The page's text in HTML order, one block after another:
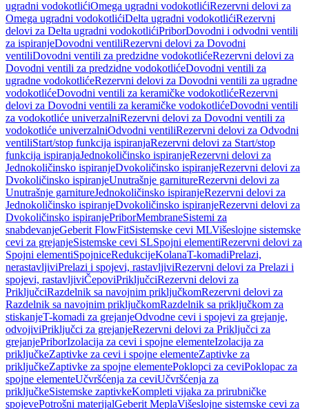
ugradni vodokotlićiOmega ugradni vodokotlićiRezervni delovi za
Omega ugradni vodokotlićiDelta ugradni vodokotlićiRezervni
delovi za Delta ugradni vodokotlićiPriborDovodni i odvodni ventili
za ispiranjeDovodni ventiliRezervni delovi za Dovodni
ventiliDovodni ventili za predzidne vodokotlićeRezervni delovi za
Dovodni ventili za predzidne vodokotlićeDovodni ventili za
ugradne vodokotlićeRezervni delovi za Dovodni ventili za ugradne
vodokotlićeDovodni ventili za keramičke vodokotlićeRezervni
delovi za Dovodni ventili za keramičke vodokotlićeDovodni ventili
za vodokotliće univerzalniRezervni delovi za Dovodni ventili za
vodokotliće univerzalniOdvodni ventiliRezervni delovi za Odvodni
ventiliStart/stop funkcija ispiranjaRezervni delovi za Start/stop
funkcija ispiranjaJednokoličinsko ispiranjeRezervni delovi za
Jednokoličinsko ispiranjeDvokoličinsko ispiranjeRezervni delovi za
Dvokoličinsko ispiranjeUnutrašnje garnitureRezervni delovi za
Unutrašnje garnitureJednokoličinsko ispiranjeRezervni delovi za
Jednokoličinsko ispiranjeDvokoličinsko ispiranjeRezervni delovi za
Dvokoličinsko ispiranjePriborMembraneSistemi za
snabdevanjeGeberit FlowFitSistemske cevi MLVišeslojne sistemske
cevi za grejanjeSistemske cevi SLSpojni elementiRezervni delovi za
Spojni elementiSpojniceRedukcijeKolanaT-komadiPrelazi,
nerastavljiviPrelazi i spojevi, rastavljiviRezervni delovi za Prelazi i
spojevi, rastavljiviČepoviPriključciRezervni delovi za
PriključciRazdelnik sa navojnim priključkomRezervni delovi za
Razdelnik sa navojnim priključkomRazdelnik sa priključkom za
stiskanjeT-komadi za grejanjeOdvodne cevi i spojevi za grejanje,
odvojiviPriključci za grejanjeRezervni delovi za Priključci za
grejanjePriborIzolacija za cevi i spojne elementeIzolacija za
priključkeZaptivke za cevi i spojne elementeZaptivke za
priključkeZaptivke za spojne elementePoklopci za ceviPoklopac za
spojne elementeUčvršćenja za ceviUčvršćenja za
priključkeSistemske zaptivkeKompleti vijaka za prirubničke
spojevePotrošni materijalGeberit MeplaVišeslojne sistemske cevi za